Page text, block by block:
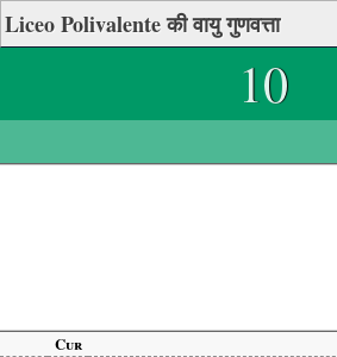
Liceo Polivalente की वायु गुणवत्ता
10
Cur